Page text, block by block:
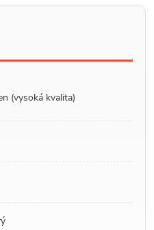
(vysoká kvalita)